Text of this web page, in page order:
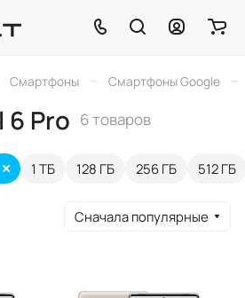
Смартфоны – Смартфоны Google –
6 Pro 6 товаров
1 ТБ 128 ГБ 256 ГБ 512 ГБ
Сначала популярные